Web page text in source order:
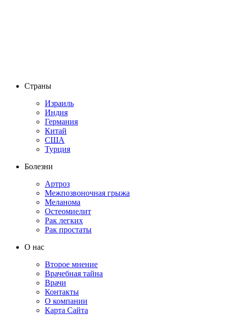
Страны
Израиль
Индия
Германия
Китай
США
Турция
Болезни
Артроз
Межпозвоночная грыжа
Меланома
Остеомиелит
Рак легких
Рак простаты
О нас
Второе мнение
Врачебная тайна
Врачи
Контакты
О компании
Карта Сайта